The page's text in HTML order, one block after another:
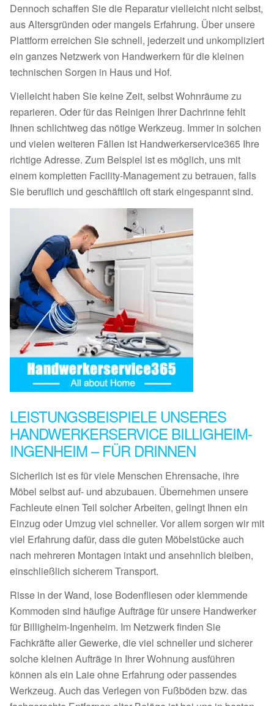
Dennoch schaffen Sie die Reparatur vielleicht nicht selbst,
aus Altersgründen oder mangels Erfahrung. Über unsere
Plattform erreichen Sie schnell, jederzeit und unkompliziert
ein ganzes Netzwerk von Handwerkern für die kleinen
technischen Sorgen in Haus und Hof.
Vielleicht haben Sie keine Zeit, selbst Wohnräume zu
reparieren. Oder für das Reinigen Ihrer Dachrinne fehlt
Ihnen schlichtweg das nötige Werkzeug. Immer in solchen
und vielen weiteren Fällen ist Handwerkerservice365 Ihre
richtige Adresse. Zum Beispiel ist es möglich, uns mit
einem kompletten Facility-Management zu betrauen, falls
Sie beruflich und geschäftlich oft stark eingespannt sind.
LEISTUNGSBEISPIELE UNSERES
HANDWERKERSERVICE BILLIGHEIM-
INGENHEIM – FÜR DRINNEN
Sicherlich ist es für viele Menschen Ehrensache, ihre
Möbel selbst auf- und abzubauen. Übernehmen unsere
Fachleute einen Teil solcher Arbeiten, gelingt Ihnen ein
Einzug oder Umzug viel schneller. Vor allem sorgen wir mit
viel Erfahrung dafür, dass die guten Möbelstücke auch
nach mehreren Montagen intakt und ansehnlich bleiben,
einschließlich sicherem Transport.
Risse in der Wand, lose Bodenfliesen oder klemmende
Kommoden sind häufige Aufträge für unsere Handwerker
für Billigheim-Ingenheim. Im Netzwerk finden Sie
Fachkräfte aller Gewerke, die viel schneller und sicherer
solche kleinen Aufträge in Ihrer Wohnung ausführen
können als ein Laie ohne Erfahrung oder passendes
Werkzeug. Auch das Verlegen von Fußböden bzw. das